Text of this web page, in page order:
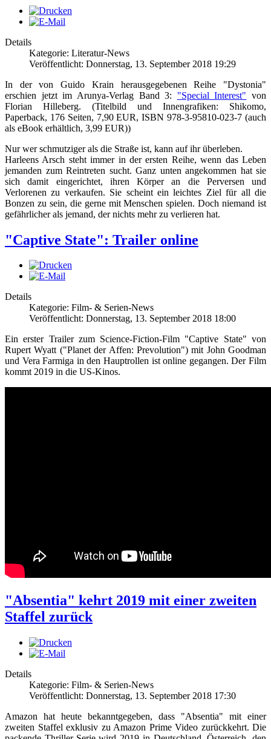
Details
Kategorie: Literatur-News
Veröffentlicht: Donnerstag, 13. September 2018 19:29
In der von Guido Krain herausgegebenen Reihe "Dystonia"
erschien jetzt im Arunya-Verlag Band 3: "Special Interest" von
Florian Hilleberg. (Titelbild und Innengrafiken: Shikomo,
Paperback, 176 Seiten, 7,90 EUR, ISBN 978-3-95810-023-7 (auch
als eBook erhältlich, 3,99 EUR))
Nur wer schmutziger als die Straße ist, kann auf ihr überleben.
Harleens Arsch steht immer in der ersten Reihe, wenn das Leben
jemanden zum Reintreten sucht. Ganz unten angekommen hat sie
sich damit eingerichtet, ihren Körper an die Perversen und
Verlorenen zu verkaufen. Sie scheint ein leichtes Ziel für all die
Bonzen zu sein, die gerne mit Menschen spielen. Doch niemand ist
gefährlicher als jemand, der nichts mehr zu verlieren hat.
"Captive State": Trailer online
Details
Kategorie: Film- & Serien-News
Veröffentlicht: Donnerstag, 13. September 2018 18:00
Ein erster Trailer zum Science-Fiction-Film "Captive State" von
Rupert Wyatt ("Planet der Affen: Prevolution") mit John Goodman
und Vera Farmiga in den Hauptrollen ist online gegangen. Der Film
kommt 2019 in die US-Kinos.
"Absentia" kehrt 2019 mit einer zweiten
Staffel zurück
Details
Kategorie: Film- & Serien-News
Veröffentlicht: Donnerstag, 13. September 2018 17:30
Amazon hat heute bekanntgegeben, dass "Absentia" mit einer
zweiten Staffel exklusiv zu Amazon Prime Video zurückkehrt. Die